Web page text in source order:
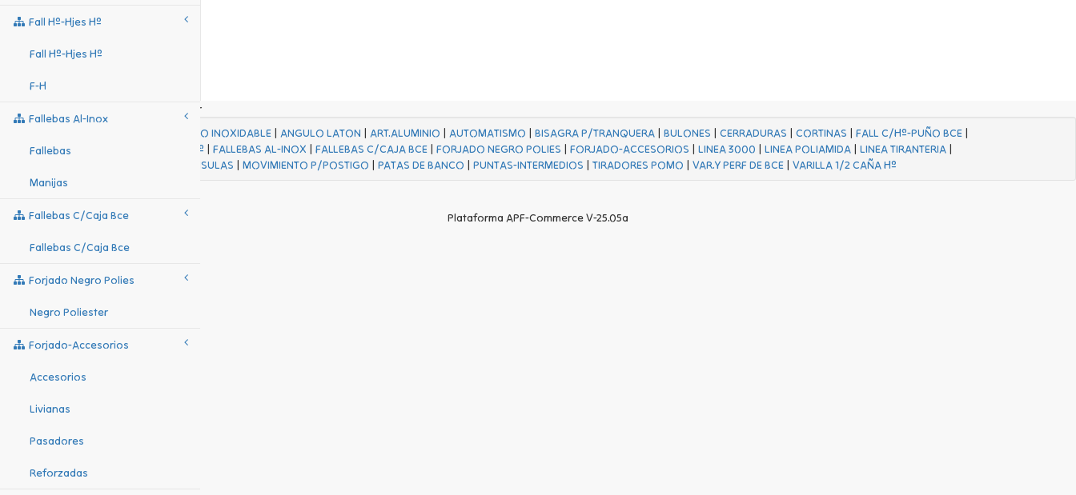
Fall Hº-Hjes Hº
Fall Hº-Hjes Hº
F-H
Fallebas Al-Inox
Fallebas
Manijas
Fallebas C/caja Bce
Fallebas C/caja Bce
Forjado Negro Polies
Negro Poliester
Forjado-Accesorios
Accesorios
Livianas
Pasadores
Reforzadas
ACERO INOXIDABLE| ANGULO LATON | ART.ALUMINIO | AUTOMATISMO | BISAGRA P/TRANQUERA| BULONES | CERRADURAS | CORTINAS | FALL C/Hº-PUÑO BCE|
FALL Hº-HJES Hº |FALLEBAS AL-INOX |FALLEBAS C/CAJA BCE |FORJADO NEGRO POLIES |FORJADO-ACCESORIOS |LINEA 3000 |LINEA POLIAMIDA |LINEA TIRANTERIA |
MENSULAS | MOVIMIENTO P/POSTIGO | PATAS DE BANCO | PUNTAS-INTERMEDIOS | TIRADORES POMO | VAR.Y PERF DE BCE| VARILLA 1/2 CAÑA Hº
Plataforma APF-Commerce V-25.05a